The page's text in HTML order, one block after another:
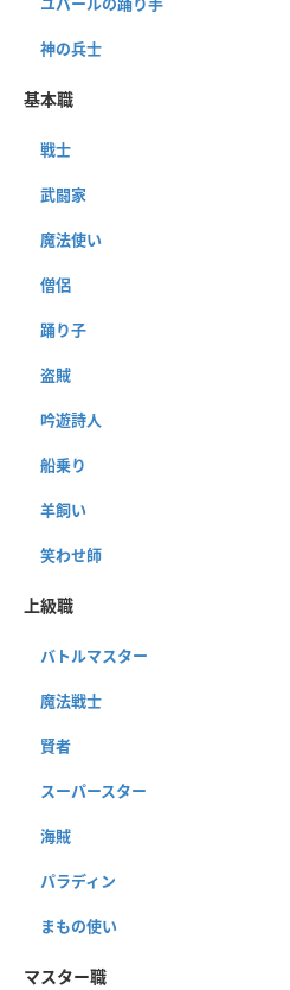
神の兵士
基本職
戦士
武闘家
魔法使い
僧侶
踊り子
盗賊
吟遊詩人
船乗り
羊飼い
笑わせ師
上級職
バトルマスター
魔法戦士
賢者
スーパースター
海賊
パラディン
まもの使い
マスター職